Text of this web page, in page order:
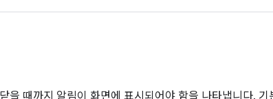
을 때까지 알림이 화면에 표시되어야 함을 나타냅니다.